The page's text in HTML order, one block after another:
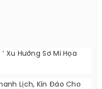
Xu Hướng Sơ Mi Họa
Lịch, Kín Đáo Cho